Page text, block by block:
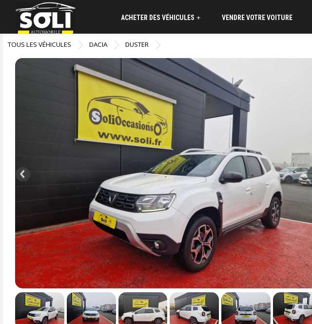
+
ACHETER DES VÉHICULES VENDRE VOTRE VOITURE
TOUS LES VÉHICULES DACIA DUSTER